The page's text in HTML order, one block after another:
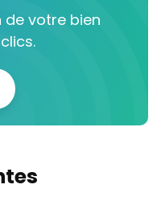
de votre bien